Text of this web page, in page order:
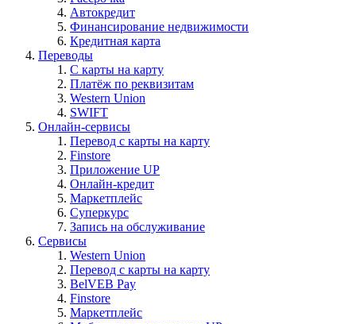
Автокредит
Финансирование недвижимости
Кредитная карта
Переводы
С карты на карту
Платёж по реквизитам
Western Union
SWIFT
Онлайн-сервисы
Перевод с карты на карту
Finstore
Приложение UP
Онлайн-кредит
Маркетплейс
Суперкурс
Запись на обслуживание
Сервисы
Western Union
Перевод с карты на карту
BelVEB Pay
Finstore
Маркетплейс